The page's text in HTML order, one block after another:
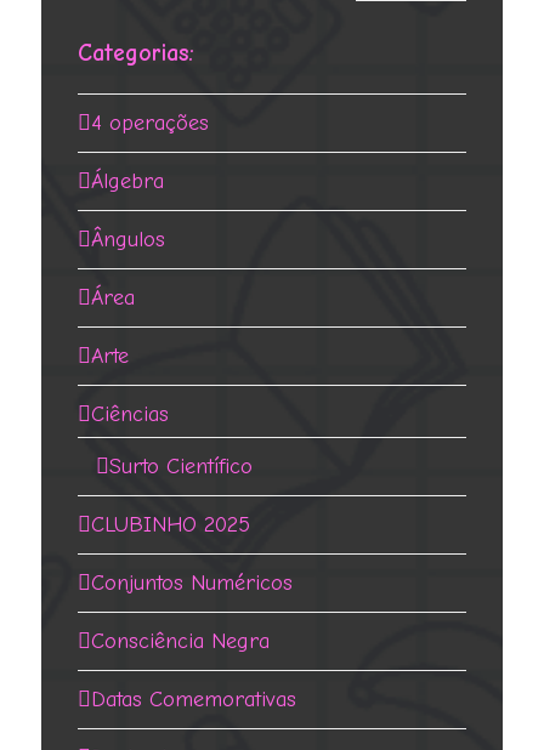
Categorias:
4 operações
Álgebra
Ângulos
Área
Arte
Ciências
Surto Científico
CLUBINHO 2025
Conjuntos Numéricos
Consciência Negra
Datas Comemorativas